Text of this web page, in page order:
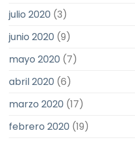
julio 2020 (3)
junio 2020 (9)
mayo 2020 (7)
abril 2020 (6)
marzo 2020 (17)
febrero 2020 (19)